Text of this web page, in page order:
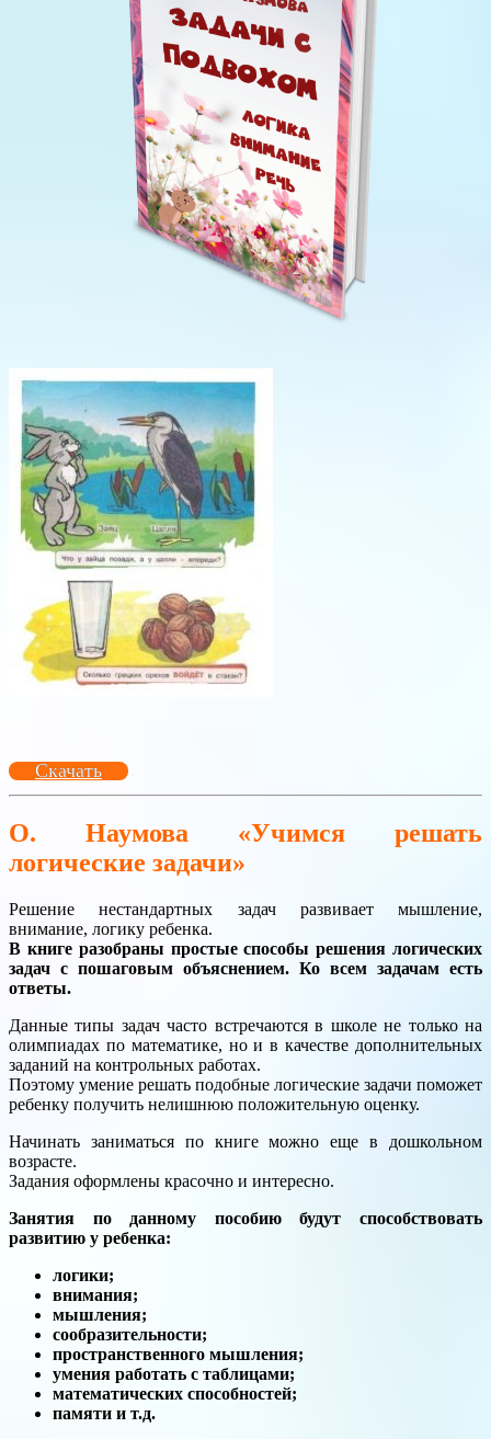
Скачать
О. Наумова «Учимся решать
логические задачи»
Решение нестандартных задач развивает мышление,
внимание, логику ребенка.
В книге разобраны простые способы решения логических
задач с пошаговым объяснением. Ко всем задачам есть
ответы.
Данные типы задач часто встречаются в школе не только на
олимпиадах по математике, но и в качестве дополнительных
заданий на контрольных работах.
Поэтому умение решать подобные логические задачи поможет
ребенку получить нелишнюю положительную оценку.
Начинать заниматься по книге можно еще в дошкольном
возрасте.
Задания оформлены красочно и интересно.
Занятия по данному пособию будут способствовать
развитию у ребенка:
логики;
внимания;
мышления;
сообразительности;
пространственного мышления;
умения работать с таблицами;
математических способностей;
памяти и т.д.